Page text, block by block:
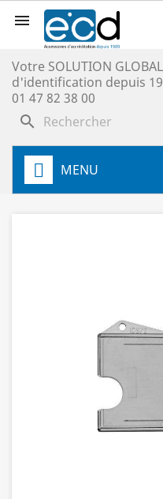

Votre SOLUTION
d'identification depuis
01 47 82 38 00
search
MENU